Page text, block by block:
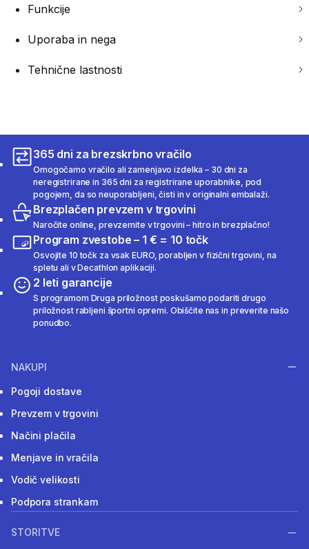
Funkcije
Uporaba in nega
Tehnične lastnosti
365 dni za brezskrbno vračilo
Omogočamo vračilo ali zamenjavo izdelka – 30 dni za
neregistrirane in 365 dni za registrirane uporabnike, pod
pogojem, da so neuporabljeni, čisti in v originalni embalaži.
Brezplačen prevzem v trgovini
Naročite online, prevzemite v trgovini – hitro in brezplačno!
Program zvestobe – 1 € = 10 točk
Osvojite 10 točk za vsak EURO, porabljen v fizični trgovini, na
spletu ali v Decathlon aplikaciji.
2 leti garancije
S programom Druga priložnost poskušamo podariti drugo
priložnost rabljeni športni opremi. Obiščite nas in preverite našo
ponudbo.
NAKUPI
Pogoji dostave
Prevzem v trgovini
Načini plačila
Menjave in vračila
Vodič velikosti
Podpora strankam
STORITVE